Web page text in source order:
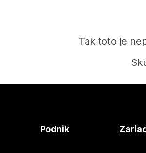
Tak toto je
Podnik